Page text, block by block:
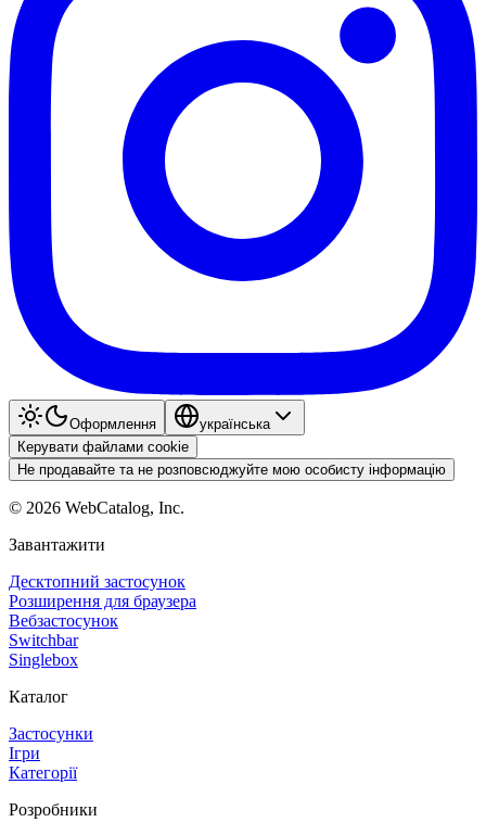
Оформлення
українська
Керувати файлами cookie
Не продавайте та не розповсюджуйте мою особисту інформацію
© 2026 WebCatalog, Inc.
Завантажити
Десктопний застосунок
Розширення для браузера
Вебзастосунок
Switchbar
Singlebox
Каталог
Застосунки
Ігри
Категорії
Розробники